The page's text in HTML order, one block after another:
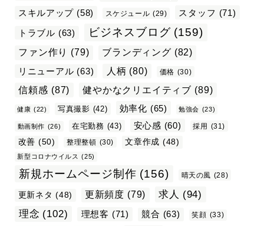
スキルアップ (58) スケジュール (29) スタッフ (71)
トラブル (63) ビジネスブログ (159)
ファン作り (79) ブランディング (82)
リニューアル (63) 人柄 (80) 価格 (30)
信頼感 (87) 健やかなクリエイティブ (89)
健康 (22) 写真撮影 (42) 効率化 (65) 勉強会 (23)
動画制作 (26) 在宅勤務 (43) 安心感 (60) 採用 (31)
改善 (50) 整理整頓 (30) 文章作成 (48)
新型コロナウイルス (25)
新規ホームページ制作 (156) 晴天の風 (28)
更新ネタ (48) 更新頻度 (79) 求人 (94)
理念 (102) 理想客 (71) 競合 (63) 笑顔 (33)